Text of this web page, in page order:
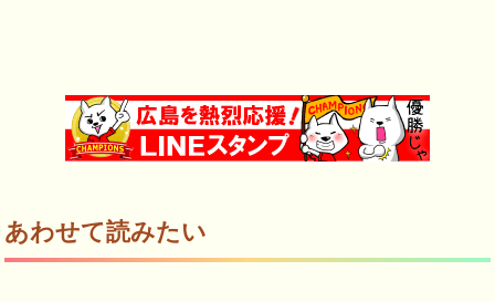
あわせて読みたい